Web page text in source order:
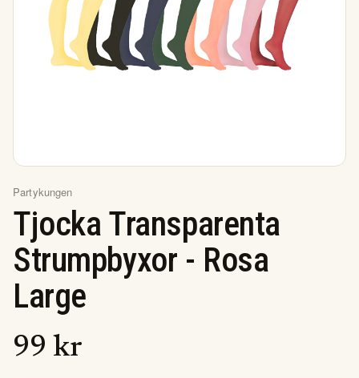
Partykungen
Tjocka Transparenta
Strumpbyxor - Rosa
Large
99 kr